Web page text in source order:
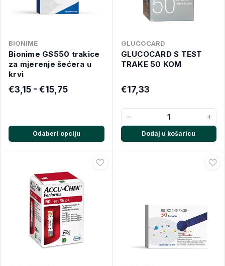
BIONIME
Bionime GS550 trakice
za mjerenje šećera u
krvi
€3,15 - €15,75
Odaberi opciju
GLUCOCARD
GLUCOCARD S TEST
TRAKE 50 KOM
€17,33
− +
Dodaj u košaricu